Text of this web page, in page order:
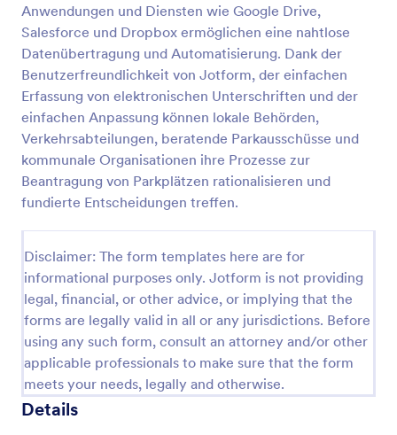
Anwendungen und Diensten wie Google Drive,
Salesforce und Dropbox ermöglichen eine nahtlose
Datenübertragung und Automatisierung. Dank der
Benutzerfreundlichkeit von Jotform, der einfachen
Erfassung von elektronischen Unterschriften und der
einfachen Anpassung können lokale Behörden,
Verkehrsabteilungen, beratende Parkausschüsse und
kommunale Organisationen ihre Prozesse zur
Beantragung von Parkplätzen rationalisieren und
fundierte Entscheidungen treffen.
Disclaimer: The form templates here are for
informational purposes only. Jotform is not providing
legal, financial, or other advice, or implying that the
forms are legally valid in all or any jurisdictions. Before
using any such form, consult an attorney and/or other
applicable professionals to make sure that the form
meets your needs, legally and otherwise.
Details
dem kostenlosen Online-Petitionsformular von
Jotform können Sie all das tun! Passen Sie einfach
das Formular an, betten Sie es auf Ihrer Website ein
und beginnen Sie, Unterstützung aus der ganzen
Welt zu sammeln. Sie können sogar Antworten mit
unserer mobilen App, Jotform Mobile, sammeln und
mit über 100 anderen Apps integrieren. Unser
kostenloses Online Petitionsformular ist einfach zu
bedienen und schön anzusehen und kann sich mit
den besten Online-Petitionsdiensten messen.
Vorlage verwenden
Vorschau